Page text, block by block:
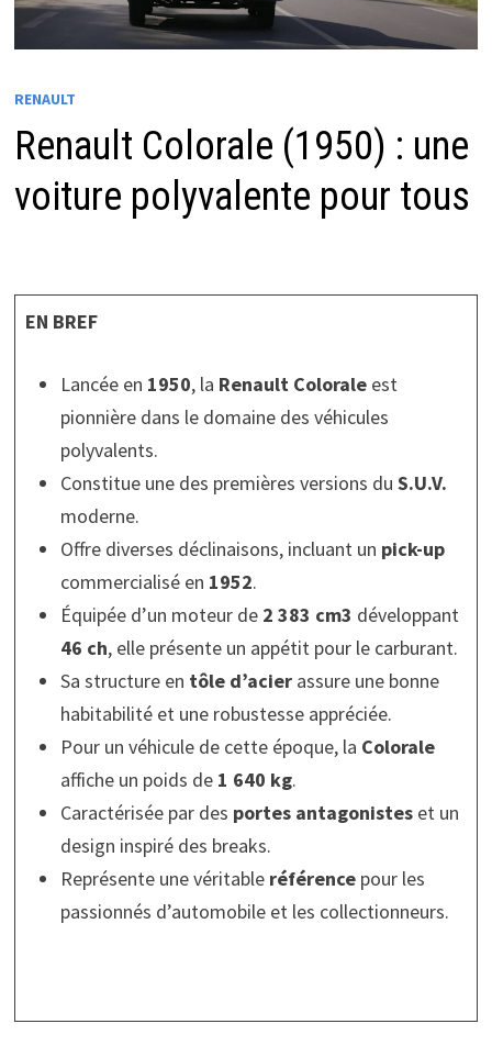
RENAULT
Renault Colorale (1950) : une
voiture polyvalente pour tous
EN BREF
Lancée en 1950, la Renault Coloraleest
pionnière dans le domaine des véhicules
polyvalents.
Constitue une des premières versions du S.U.V.
moderne.
Offre diverses déclinaisons, incluant un pick-up
commercialisé en 1952.
Équipée d’un moteur de 2 383 cm3 développant
46 ch, elle présente un appétit pour le carburant.
Sa structure en tôle d’acierassure une bonne
habitabilité et une robustesse appréciée.
Pour un véhicule de cette époque, la Colorale
affiche un poids de 1 640 kg.
Caractérisée par des portes antagonisteset un
design inspiré des breaks.
Représente une véritable référencepour les
passionnés d’automobile et les collectionneurs.